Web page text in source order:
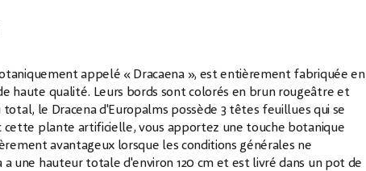
appelé « Dracaena », est entièrement fabriquée en
haute qualité. Leurs bords sont colorés en brun rougeâtre et
le Dracena d'Europalms possède 3 têtes feuillues qui se
plante artificielle, vous apportez une touche botanique
avantageux lorsque les conditions générales ne
une hauteur totale d'environ 120 cm et est livré dans un pot de